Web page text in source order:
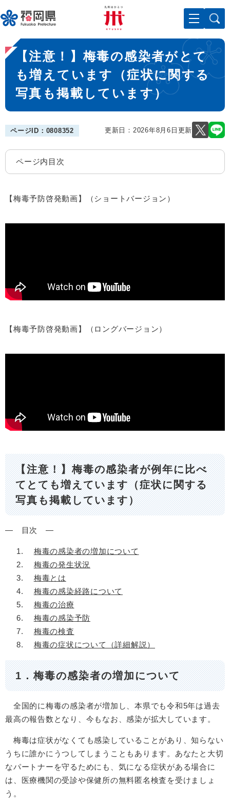
ー
ジ
先
頭
メニューを飛ばして本文へ
本
文
【注意！】梅毒の感染者がとて
も増えています（症状に関する
写真も掲載しています）
ページID：0808352 更新日：2026年8月6日更新
ページ内目次
【梅毒予防啓発動画】（ショートバージョン）
【梅毒予防啓発動画】（ロングバージョン）
【注意！】梅毒の感染者が例年に比べ
てとても増えています（症状に関する
写真も掲載しています）
― 目次 ―
梅毒の感染者の増加について
梅毒の発生状況
梅毒とは
梅毒の感染経路について
梅毒の治療
梅毒の感染予防
梅毒の検査
梅毒の症状について（詳細解説）
1．梅毒の感染者の増加について
全国的に梅毒の感染者が増加し、本県でも令和5年は過去
最高の報告数となり、今もなお、感染が拡大しています。
梅毒は症状がなくても感染していることがあり、知らない
うちに誰かにうつしてしまうこともあります。あなたと大切
なパートナーを守るためにも、気になる症状がある場合に
は、医療機関の受診や保健所の無料匿名検査を受けましょ
う。